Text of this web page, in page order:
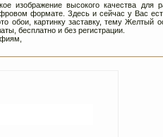
изображение высокого качества для
формате. Здесь и сейчас у Вас
обои, картинку заставку, тему Желтый
бесплатно и без регистрации.